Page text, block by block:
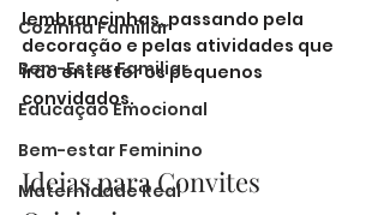
Cozinha Familiar
Bem-Estar Familiar
Educação Emocional
Bem-estar Feminino
Maternidade Real
lembrancinhas, passando pela
decoração e pelas atividades que
irão entreter os pequenos
convidados.
Ideias para Convites